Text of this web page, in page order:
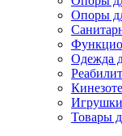
Опоры
Одежда
Товары